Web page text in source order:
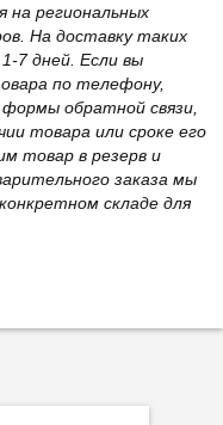
региональных
На доставку таких
7 дней. Если вы
по телефону,
обратной связи,
товара или сроке его
товар в резерв и
заказа мы
складе для